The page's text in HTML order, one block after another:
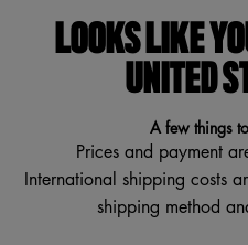
LOOKS LIKE
UNITED
A few things
Prices and payment
International shipping costs
shipping method